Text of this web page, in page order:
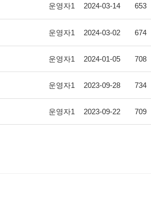
운영자1 2024-03-14 653
운영자1 2024-03-02 674
운영자1 2024-01-05 708
운영자1 2023-09-28 734
운영자1 2023-09-22 709